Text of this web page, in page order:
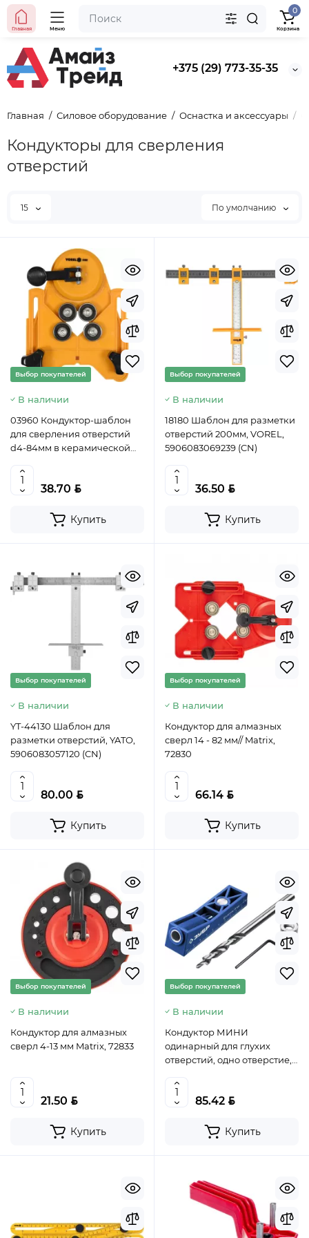
+375 (29) 773-35-35
Главная Меню
0
Корзина
Главная Силовое оборудование Оснастка и аксессуары
Кондукторы для сверления
отверстий
15 По умолчанию
Выбор покупателей
В наличии
03960 Кондуктор-шаблон
для сверления отверстий
d4-84мм в керамической
5906083069178 (CN)
38.70 BYN
Купить
Выбор покупателей
В наличии
18180 Шаблон для разметки
отверстий 200мм, VOREL,
5906083069239 (CN)
36.50 BYN
Купить
Выбор покупателей
В наличии
YT-44130 Шаблон для
разметки отверстий, YATO,
5906083057120 (CN)
80.00 BYN
Купить
Выбор покупателей
В наличии
Кондуктор для алмазных
сверл 14 - 82 мм// Matrix,
72830
66.14 BYN
Купить
Выбор покупателей
В наличии
Кондуктор для алмазных
сверл 4-13 мм Matrix, 72833
21.50 BYN
Купить
Выбор покупателей
В наличии
Кондуктор МИНИ
одинарный для глухих
отверстий, одно отверстие,
85.42 BYN
Купить